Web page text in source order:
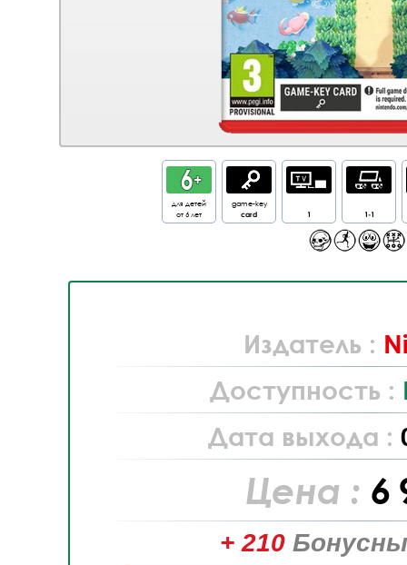
для детей
от 6 лет
game-key
card
1 1-1
Издатель :
Доступность :
Дата выхода :
Цена : 6
+ 210